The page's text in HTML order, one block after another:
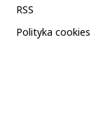
RSS
Polityka cookies